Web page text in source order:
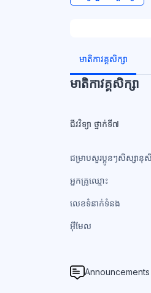
ប្លុក
មាតិកាវគ្គសិក្សា
មាតិកាវគ្គសិក្សា
ជីវវិទ្យា ថ្នាក់ទី៧
ជម្រាបសួរប្អូនៗសិស្សានុ
អ្នកគ្រូឈ្មោះ
លេខទំនាក់ទំនង​
អ៊ីមែល
Announcements